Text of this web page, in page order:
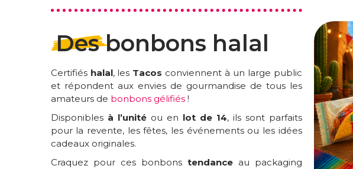
Des bonbons halal
Certifiés halal, les Tacos conviennent à un large public
et répondent aux envies de gourmandise de tous les
amateurs de bonbons gélifiés!
Disponibles à l’unitéou en lot de 14, ils sont parfaits
pour la revente, les fêtes, les événements ou les idées
cadeaux originales.
Craquez pour ces bonbons tendanceau packaging